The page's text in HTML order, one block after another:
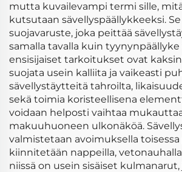
mutta kuvailevampi termi sille,
kutsutaan sävellyspäällykkeeksi.
suojavaruste, joka peittää
samalla tavalla kuin tyynynpäällyke
ensisijaiset tarkoitukset ovat
suojata usein kalliita ja vaikeasti
sävellystäytteitä tahroilta,
sekä toimia koristeellisena
voidaan helposti vaihtaa
makuuhuoneen ulkonäköä.
valmistetaan avoimuksella toisessa
kiinnitetään nappeilla,
niissä on usein sisäiset